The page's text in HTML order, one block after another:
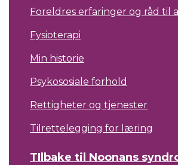
Foreldres erfaringer og råd til
Fysioterapi
Min historie
Psykososiale forhold
Rettigheter og tjenester
Tilrettelegging for læring
TIlbake til Noonans